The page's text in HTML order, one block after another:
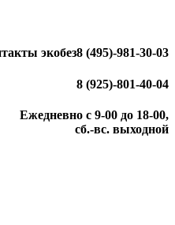
8 (495)-981-30-03
8 (925)-801-40-04
Ежедневно с 9-00 до 18-00,
сб.-вс. выходной